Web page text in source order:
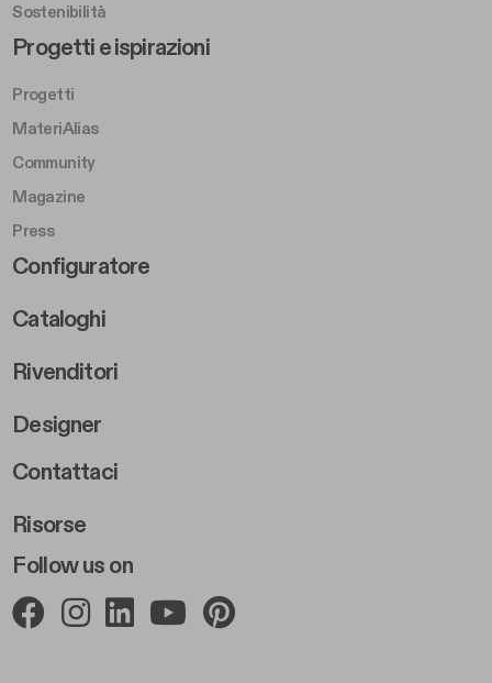
Sostenibilità
Follow us on
Footer Left Middle B
Progetti e ispirazioni
Progetti
MateriAlias
Community
Magazine
Press
Footer Right Middle B
Configuratore
Cataloghi
Rivenditori
Designer
Footer Right 2
Contattaci
Risorse